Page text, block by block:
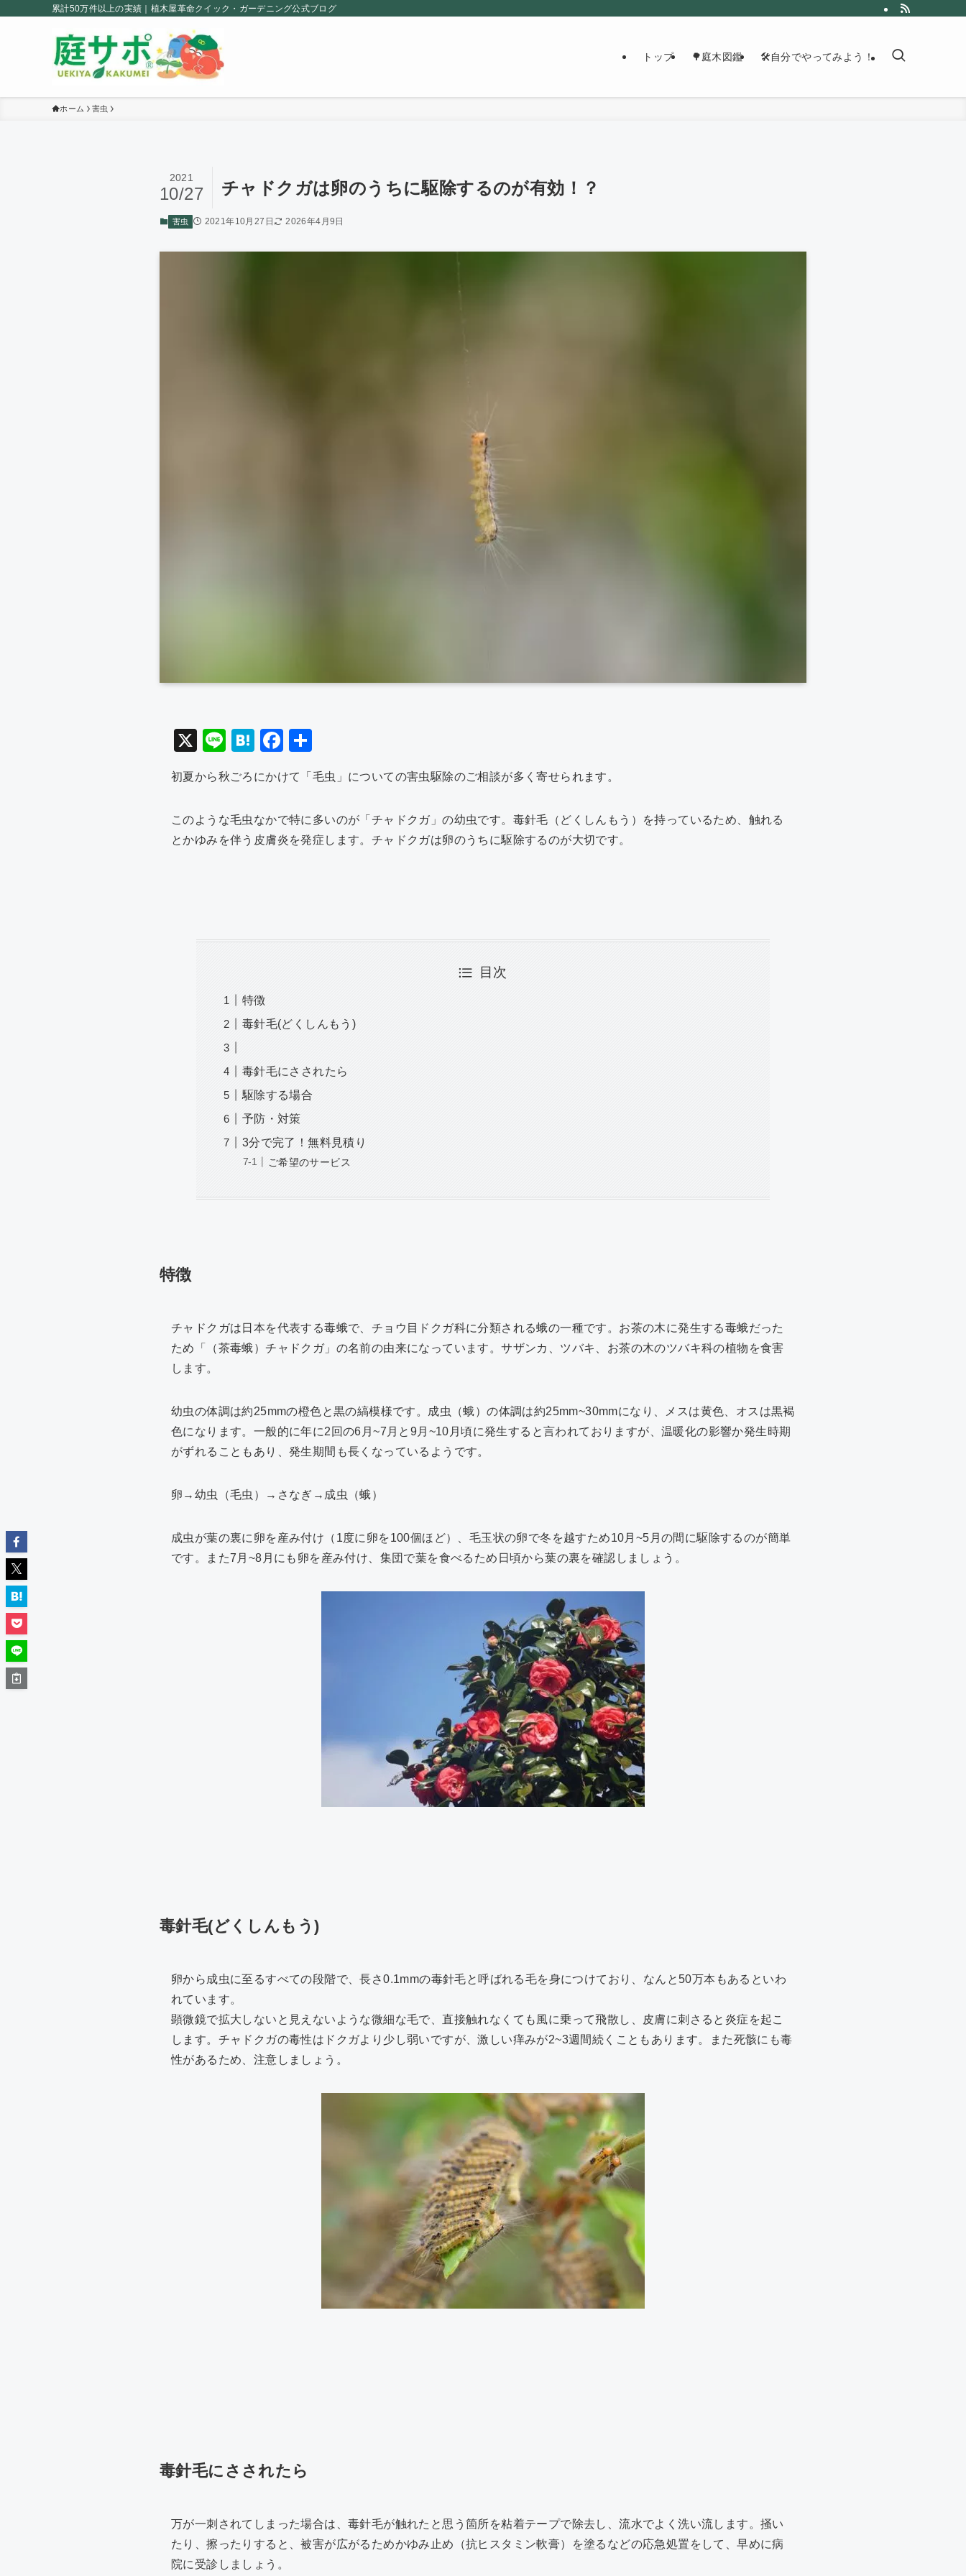
累計50万件以上の実績｜植木屋革命クイック・ガーデニング公式ブログ
トップ 🌳庭木図鑑 🛠自分でやってみよう！
ホーム 害虫
チャドクガは卵のうちに駆除するのが有効！？
2021
10/27
害虫 2021年10月27日 2026年4月9日
X
Li
e
H
e
n
a
F
c
e
b
有
初夏から秋ごろにかけて「毛虫」についての害虫駆除のご相談が多く寄せられます。
このような毛虫なかで特に多いのが「チャドクガ」の幼虫です。毒針毛（どくしんもう）を持っているため、触れる
とかゆみを伴う皮膚炎を発症します。チャドクガは卵のうちに駆除するのが大切です。
目次
特徴
毒針毛(どくしんもう)
毒針毛にさされたら
駆除する場合
予防・対策
3分で完了！無料見積り
ご希望のサービス
特徴
チャドクガは日本を代表する毒蛾で、チョウ目ドクガ科に分類される蛾の一種です。お茶の木に発生する毒蛾だった
ため「（茶毒蛾）チャドクガ」の名前の由来になっています。サザンカ、ツバキ、お茶の木のツバキ科の植物を食害
します。
幼虫の体調は約25mmの橙色と黒の縞模様です。成虫（蛾）の体調は約25mm~30mmになり、メスは黄色、オスは黒褐
色になります。一般的に年に2回の6月~7月と9月~10月頃に発生すると言われておりますが、温暖化の影響か発生時期
がずれることもあり、発生期間も長くなっているようです。
卵→幼虫（毛虫）→さなぎ→成虫（蛾）
成虫が葉の裏に卵を産み付け（1度に卵を100個ほど）、毛玉状の卵で冬を越すため10月~5月の間に駆除するのが簡単
です。また7月~8月にも卵を産み付け、集団で葉を食べるため日頃から葉の裏を確認しましょう。
毒針毛(どくしんもう)
卵から成虫に至るすべての段階で、長さ0.1mmの毒針毛と呼ばれる毛を身につけており、なんと50万本もあるといわ
れています。
顕微鏡で拡大しないと見えないような微細な毛で、直接触れなくても風に乗って飛散し、皮膚に刺さると炎症を起こ
します。チャドクガの毒性はドクガより少し弱いですが、激しい痒みが2~3週間続くこともあります。また死骸にも毒
性があるため、注意しましょう。
毒針毛にさされたら
万が一刺されてしまった場合は、毒針毛が触れたと思う箇所を粘着テープで除去し、流水でよく洗い流します。掻い
たり、擦ったりすると、被害が広がるためかゆみ止め（抗ヒスタミン軟膏）を塗るなどの応急処置をして、早めに病
院に受診しましょう。